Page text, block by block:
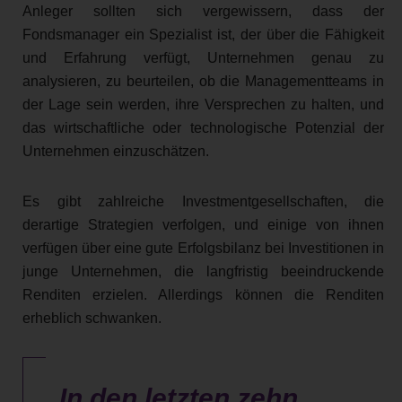
Anleger sollten sich vergewissern, dass der
Fondsmanager ein Spezialist ist, der über die Fähigkeit
und Erfahrung verfügt, Unternehmen genau zu
analysieren, zu beurteilen, ob die Managementteams in
der Lage sein werden, ihre Versprechen zu halten, und
das wirtschaftliche oder technologische Potenzial der
Unternehmen einzuschätzen.
Es gibt zahlreiche Investmentgesellschaften, die
derartige Strategien verfolgen, und einige von ihnen
verfügen über eine gute Erfolgsbilanz bei Investitionen in
junge Unternehmen, die langfristig beeindruckende
Renditen erzielen. Allerdings können die Renditen
erheblich schwanken.